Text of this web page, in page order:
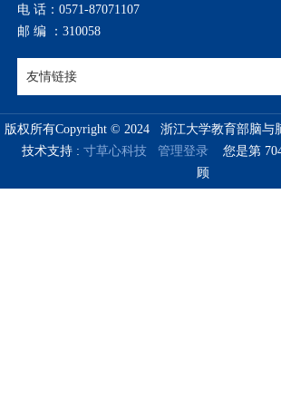
电 话：0571-87071107
邮 编 ：310058
版权所有Copyright © 2024 浙江大学教育部脑与
技术支持 : 寸草心科技 管理登录 您是第
顾